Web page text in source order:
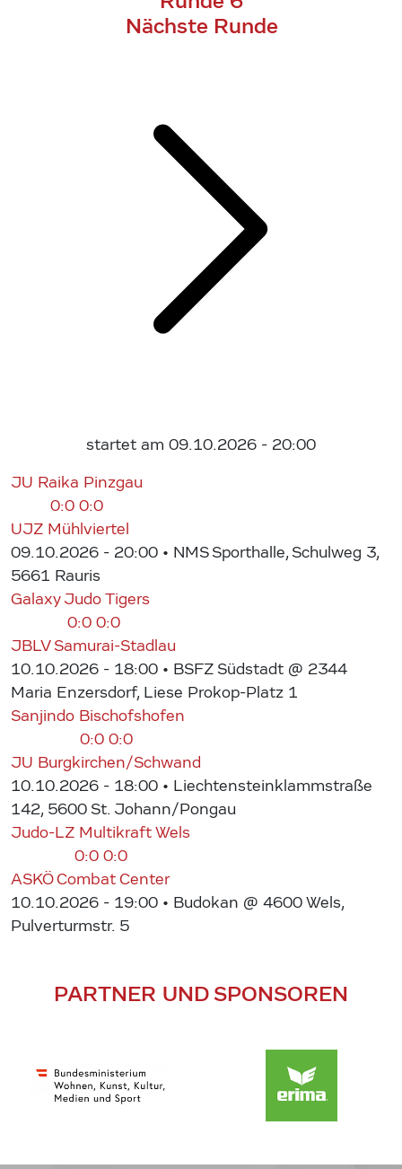
Nächste Runde
startet am 09.10.2026 - 20:00
JU Raika Pinzgau
0:0 0:0
UJZ Mühlviertel
09.10.2026 - 20:00 • NMS Sporthalle, Schulweg 3,
5661 Rauris
Galaxy Judo Tigers
0:0 0:0
JBLV Samurai-Stadlau
10.10.2026 - 18:00 • BSFZ Südstadt @ 2344
Maria Enzersdorf, Liese Prokop-Platz 1
Sanjindo Bischofshofen
0:0 0:0
JU Burgkirchen/Schwand
10.10.2026 - 18:00 • Liechtensteinklammstraße
142, 5600 St. Johann/Pongau
Judo-LZ Multikraft Wels
0:0 0:0
ASKÖ Combat Center
10.10.2026 - 19:00 • Budokan @ 4600 Wels,
Pulverturmstr. 5
PARTNER UND SPONSOREN